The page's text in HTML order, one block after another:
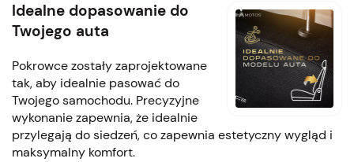
Idealne dopasowanie do
Twojego auta
Pokrowce zostały zaprojektowane
tak, aby idealnie pasować do
Twojego samochodu. Precyzyjne
wykonanie zapewnia, że idealnie
przylegają do siedzeń, co zapewnia estetyczny wygląd i
maksymalny komfort.